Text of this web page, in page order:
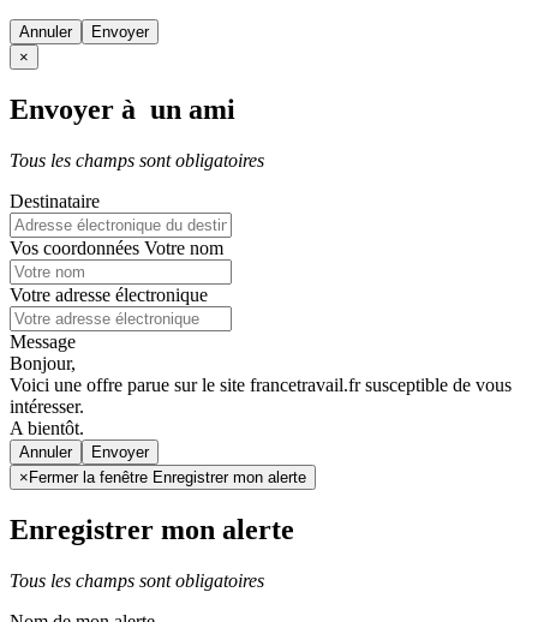
Annuler
×
Envoyer à un ami
Tous les champs sont obligatoires
Destinataire
Vos coordonnées Votre nom
Votre adresse électronique
Message
Bonjour,
Voici une offre parue sur le site francetravail.fr susceptible de vous
intéresser.
A bientôt.
Annuler
× Fermer la fenêtre Enregistrer mon alerte
Enregistrer mon alerte
Tous les champs sont obligatoires